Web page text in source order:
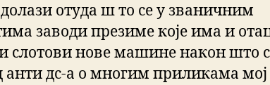
отуда ш то се у званичним
заводи презиме које има и
слотови нове машине након што
анти дс-а о многим приликама